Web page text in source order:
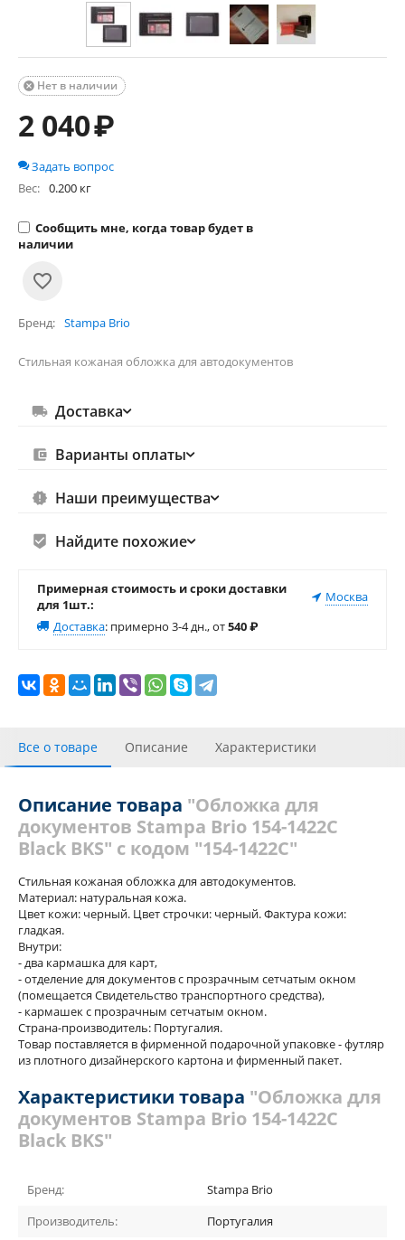
Нет в наличии

2 040₽
Задать вопрос
Вес: 0.200 кг
Сообщить мне, когда товар будет в
наличии
Бренд Stampa Brio
Стильная кожаная обложка для автодокументов
Доставка
Варианты оплаты
Наши преимущества
Найдите похожие
Примерная стоимость и сроки доставки
для 1шт.:
Москва
Доставка: примерно 3-4 дн., от540₽
Все о товаре Описание Характеристики
Описание товара "Обложка для
документов Stampa Brio 154-1422C
Black BKS" с кодом "154-1422C"
Стильная кожаная обложка для автодокументов.
Материал: натуральная кожа.
Цвет кожи: черный. Цвет строчки: черный. Фактура кожи:
гладкая.
Внутри:
- два кармашка для карт,
- отделение для документов с прозрачным сетчатым окном
(помещается Свидетельство транспортного средства),
- кармашек с прозрачным сетчатым окном.
Страна-производитель: Португалия.
Товар поставляется в фирменной подарочной упаковке - футляр
из плотного дизайнерского картона и фирменный пакет.
Характеристики товара "Обложка для
документов Stampa Brio 154-1422C
Black BKS"
Бренд:
Stampa Brio
Производитель:
Португалия